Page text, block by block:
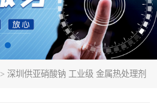
> 深圳供亚硝酸钠 工业级 金属热处理剂
硫代硫酸钠
醋酸钠
焦磷酸二氢二钠